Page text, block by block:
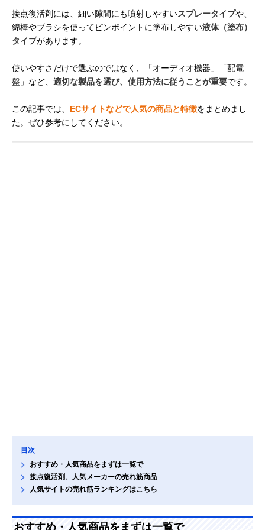
接点復活剤には、細い隙間にも噴射しやすいスプレータイプや、
綿棒やブラシを使ってピンポイントに塗布しやすい液体（塗布）
タイプがあります。
使いやすさだけで選ぶのではなく、「オーディオ機器」「配電
盤」など、 適切な製品を選び、使用方法に従うことが重要です。
この記事では、 ECサイトなどで人気の商品と特徴をまとめまし
た。ぜひ参考にしてください。
目次
おすすめ・人気商品をまずは一覧で
接点復活剤、人気メーカーの売れ筋商品
人気サイトの売れ筋ランキングはこちら
おすすめ・人気商品をまずは一覧で